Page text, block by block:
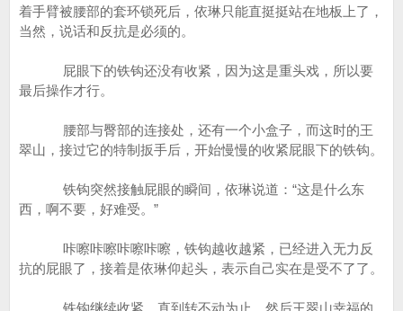
着手臂被腰部的套环锁死后，依琳只能直挺挺站在地板上了，
当然，说话和反抗是必须的。
屁眼下的铁钩还没有收紧，因为这是重头戏，所以要
最后操作才行。
腰部与臀部的连接处，还有一个小盒子，而这时的王
翠山，接过它的特制扳手后，开始慢慢的收紧屁眼下的铁钩。
铁钩突然接触屁眼的瞬间，依琳说道：“这是什么东
西，啊不要，好难受。”
咔嚓咔嚓咔嚓咔嚓，铁钩越收越紧，已经进入无力反
抗的屁眼了，接着是依琳仰起头，表示自己实在是受不了了。
铁钩继续收紧，直到转不动为止，然后王翠山幸福的